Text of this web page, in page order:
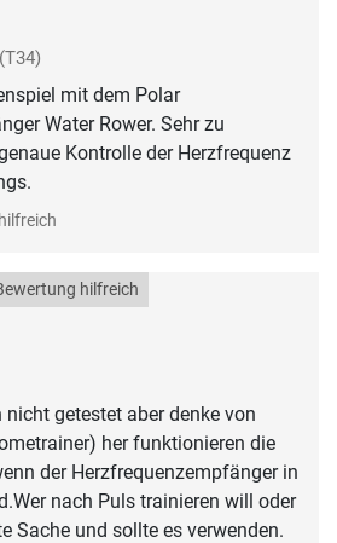
(T34)
mit dem Polar
Water Rower. Sehr zu
Kontrolle der Herzfrequenz
hilfreich
getestet aber denke von
her funktionieren die
der Herzfrequenzempfänger in
nach Puls trainieren will oder
Sache und sollte es verwenden.